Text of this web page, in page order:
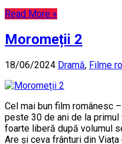
Read More »
Moromeții 2
18/06/2024 Dramă, Filme
Cel mai bun film românesc
peste 30 de ani de la
foarte liberă după volumul
Are și ceva frânturi din